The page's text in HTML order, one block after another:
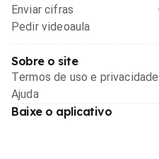
Enviar cifras
Pedir videoaula
Sobre o site
Termos de uso e privacidade
Ajuda
Baixe o aplicativo